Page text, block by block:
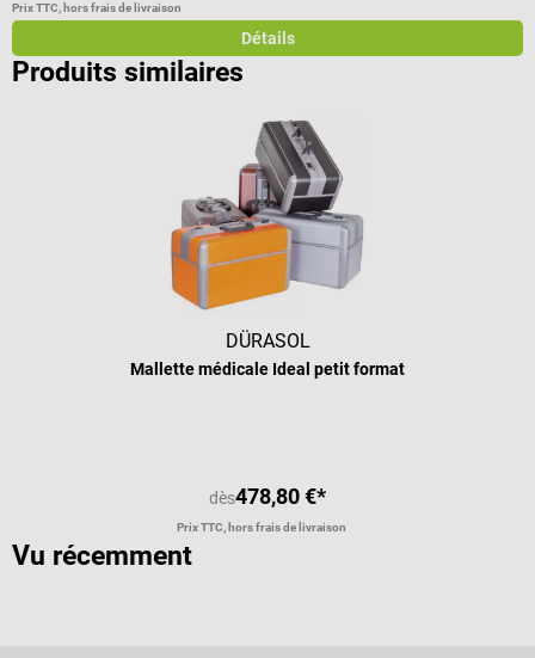
Prix TTC, hors frais de livraison
Détails
Produits similaires
DÜRASOL
Mallette médicale Ideal petit format
dès478,80 €*
Prix TTC, hors frais de livraison
Vu récemment